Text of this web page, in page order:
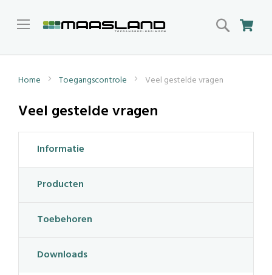
Search
Home Toegangscontrole Veel gestelde vragen
Veel gestelde vragen
Informatie
Producten
Toebehoren
Downloads